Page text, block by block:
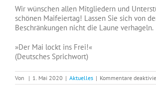
Wir wünschen allen Mitgliedern und
schönen Maifeiertag! Lassen Sie sich von
Beschränkungen nicht die Laune verhageln.
»Der Mai lockt ins Frei!«
(Deutsches Sprichwort)
Von | 1. Mai 2020 | Aktuelles | Kommentare